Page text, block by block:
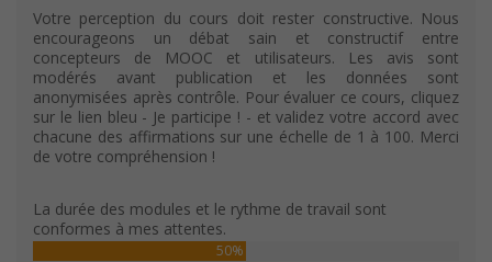
Votre perception du cours doit rester constructive. Nous
encourageons un débat sain et constructif entre
concepteurs de MOOC et utilisateurs. Les avis sont
modérés avant publication et les données sont
anonymisées après contrôle. Pour évaluer ce cours, cliquez
sur le lien bleu - Je participe ! - et validez votre accord avec
chacune des affirmations sur une échelle de 1 à 100. Merci
de votre compréhension !
La durée des modules et le rythme de travail sont
conformes à mes attentes.
50%